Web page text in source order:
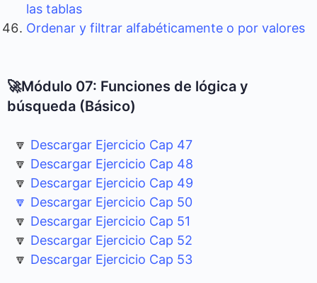
las tablas
Ordenar y filtrar alfabéticamente o por valores
🚀Módulo 07: Funciones de lógica y
búsqueda (Básico)
🔽 Descargar Ejercicio Cap 47
🔽 Descargar Ejercicio Cap 48
🔽 Descargar Ejercicio Cap 49
🔽 Descargar Ejercicio Cap 50
🔽 Descargar Ejercicio Cap 51
🔽 Descargar Ejercicio Cap 52
🔽 Descargar Ejercicio Cap 53